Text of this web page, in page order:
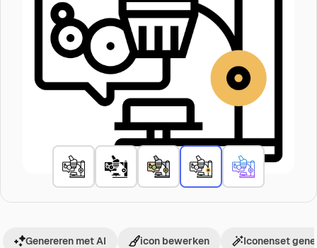
Genereren met AI icon bewerken Iconenset